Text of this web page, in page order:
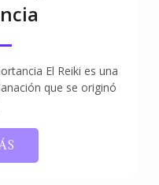
El Reiki es una
que se originó